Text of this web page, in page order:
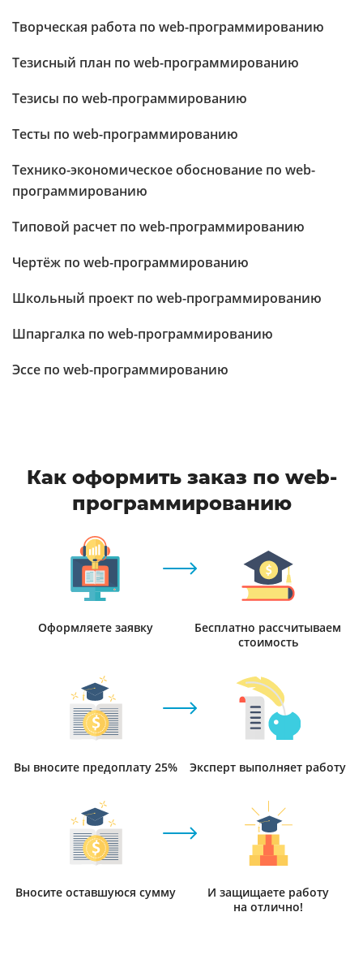
Творческая работа по web-программированию
Тезисный план по web-программированию
Тезисы по web-программированию
Тесты по web-программированию
Технико-экономическое обоснование по web-
программированию
Типовой расчет по web-программированию
Чертёж по web-программированию
Школьный проект по web-программированию
Шпаргалка по web-программированию
Эссе по web-программированию
Как оформить заказ по web-
программированию
Оформляете заявку
Бесплатно рассчитываем
стоимость
Вы вносите предоплату 25% Эксперт выполняет работу
Вносите оставшуюся сумму
И защищаете работу
на отлично!